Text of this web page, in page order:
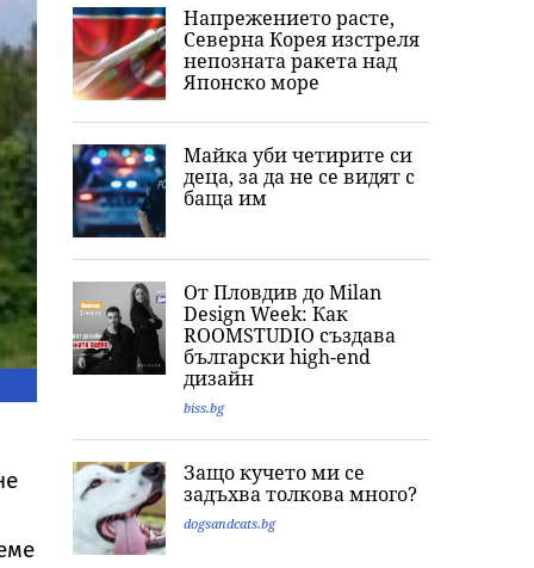
Напрежението расте,
Северна Корея изстреля
непозната ракета над
Японско море
Майка уби четирите си
деца, за да не се видят с
баща им
От Пловдив до Milan
Design Week: Как
ROOMSTUDIO създава
български high-end
дизайн
biss.bg
Защо кучето ми се
задъхва толкова много?
dogsandcats.bg